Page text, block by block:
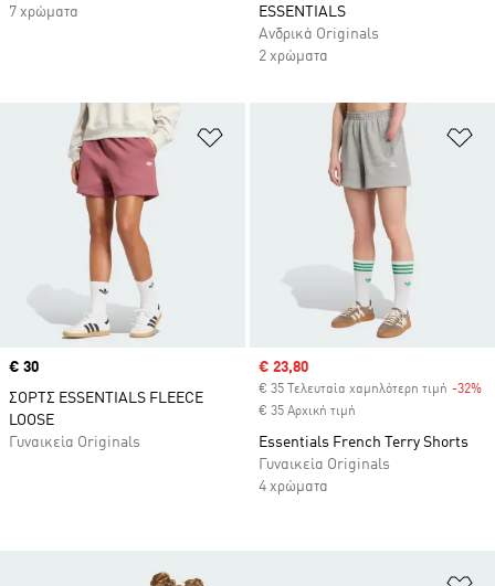
7 χρώματα
ESSENTIALS
Ανδρικά Originals
2 χρώματα
Προσθήκη στη Λίστα Επιθυμιών
Price
€ 30
ΣΟΡΤΣ ESSENTIALS FLEECE
LOOSE
Γυναικεία Originals
Sale price
€ 23,80
€ 35 Τελευταία χαμηλότερη τιμή -32%
€ 35 Αρχική τιμή
Essentials French Terry Shorts
Γυναικεία Originals
4 χρώματα